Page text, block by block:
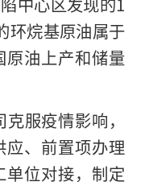
环烷基原油属于
原油上产和储量
服疫情影响，
、前置项办理
位对接，制定